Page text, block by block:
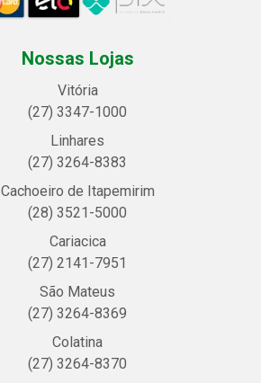
Nossas Lojas
Vitória
(27) 3347-1000
Linhares
(27) 3264-8383
Cachoeiro de Itapemirim
(28) 3521-5000
Cariacica
(27) 2141-7951
São Mateus
(27) 3264-8369
Colatina
(27) 3264-8370